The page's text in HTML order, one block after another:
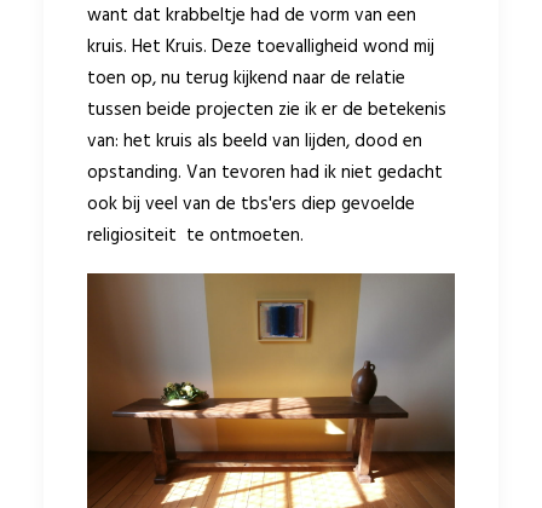
want dat krabbeltje had de vorm van een
kruis. Het Kruis. Deze toevalligheid wond mij
toen op, nu terug kijkend naar de relatie
tussen beide projecten zie ik er de betekenis
van: het kruis als beeld van lijden, dood en
opstanding. Van tevoren had ik niet gedacht
ook bij veel van de tbs'ers diep gevoelde
religiositeit te ontmoeten.